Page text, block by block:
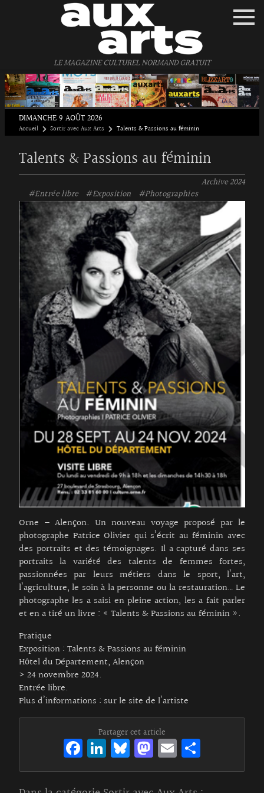
LE MAGAZINE CULTUREL NORMAND GRATUIT
DIMANCHE 9 AOÛT 2026
Accueil Sortir avec Aux Arts Talents & Passions au féminin
Talents & Passions au féminin
Archive2024
#Entrée libre
#Exposition #Photographies
Orne – Alençon. Un nouveau voyage proposé par le
photographe Patrice Olivier qui s’écrit au féminin avec
des portraits et des témoignages. Il a capturé dans ses
portraits la variété des talents de femmes fortes,
passionnées par leurs métiers dans le sport, l’art,
l’agriculture, le soin à la personne ou la restauration… Le
photographe les a saisi en pleine action, les a fait parler
et en a tiré un livre : « Talents & Passions au féminin ».
Pratique
Exposition : Talents & Passions au féminin
Hôtel du Département, Alençon
> 24 novembre 2024.
Entrée libre.
Plus d’informations : sur le site de l’artiste
Partager cet article
Fa
ce
bo
Li
n
ke
Bl
ue
sk
M
as
to
E
m
ai
rt
ag
Panneau de gestion des cookies